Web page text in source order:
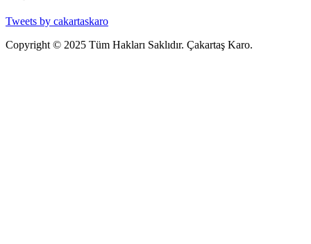
Tweets by cakartaskaro
Copyright © 2025 Tüm Hakları Saklıdır. Çakartaş Karo.